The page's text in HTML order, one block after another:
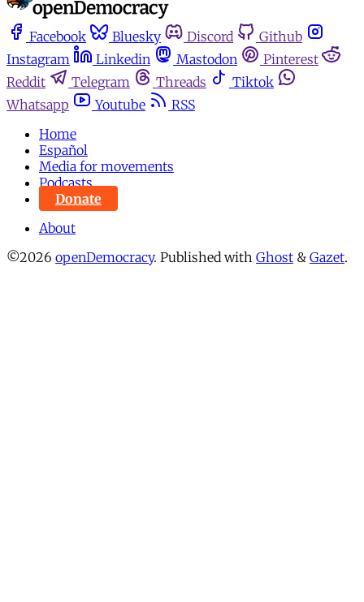
Facebook Bluesky Discord
Github
Instagram
Linkedin Mastodon
Pinterest
Reddit
Telegram Threads
Tiktok
Whatsapp
Youtube
RSS
Home
Español
Media for movements
Podcasts
Donate
About
©2026 openDemocracy. Published with Ghost & Gazet.